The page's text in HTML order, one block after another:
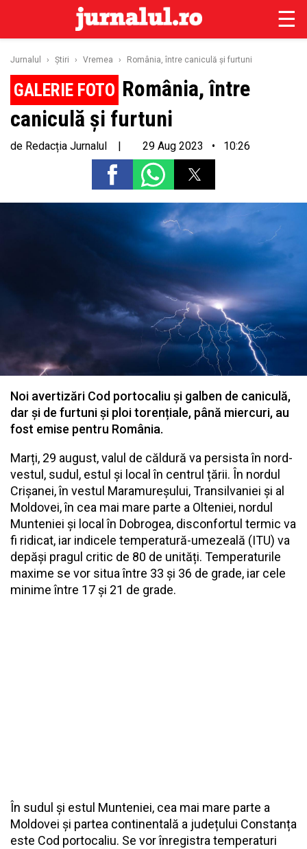
☰
Jurnalul › Ştiri › Vremea › România, între caniculă și furtuni
România, între
caniculă și furtuni
de Redacția Jurnalul | 29 Aug 2023 • 10:26
Noi avertizări Cod portocaliu și galben de caniculă,
dar și de furtuni și ploi torențiale, până miercuri, au
fost emise pentru România.
Marți, 29 august, valul de căldură va persista în nord-
vestul, sudul, estul și local în centrul țării. În nordul
Crișanei, în vestul Maramureșului, Transilvaniei și al
Moldovei, în cea mai mare parte a Olteniei, nordul
Munteniei și local în Dobrogea, disconfortul termic va
fi ridicat, iar indicele temperatură-umezeală (ITU) va
depăși pragul critic de 80 de unități. Temperaturile
maxime se vor situa între 33 și 36 de grade, iar cele
minime între 17 și 21 de grade.
În sudul și estul Munteniei, cea mai mare parte a
Moldovei și partea continentală a județului Constanța
este Cod portocaliu. Se vor înregistra temperaturi